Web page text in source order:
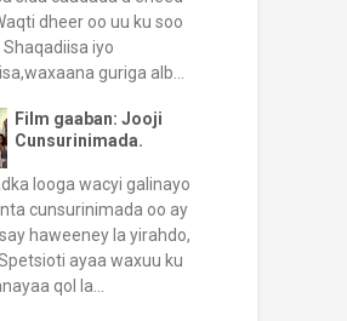
dheer oo uu ku soo
iyo
guriga alb...
Film gaaban: Jooji
Cunsurinimada.
looga wacyi galinayo
cunsurinimada oo ay
haweeney la yirahdo,
ayaa waxuu ku
qol la...